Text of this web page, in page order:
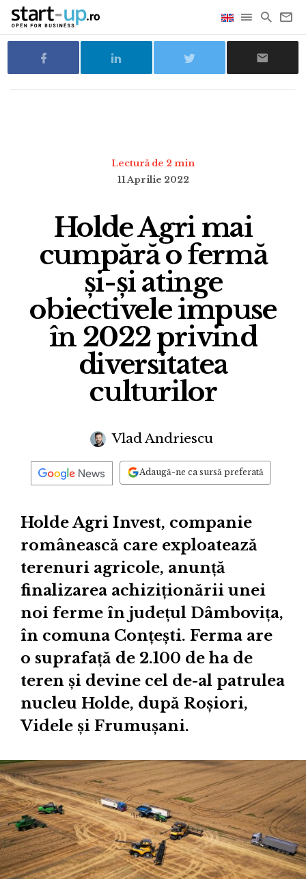
Lectură de 2 min
11 Aprilie 2022
Holde Agri mai
cumpără o fermă
și-și atinge
obiectivele impuse
în 2022 privind
diversitatea
culturilor
Vlad Andriescu
Adaugă-ne ca sursă preferată
Holde Agri Invest, companie
românească care exploatează
terenuri agricole, anunță
finalizarea achiziționării unei
noi ferme în județul Dâmbovița,
în comuna Conțești. Ferma are
o suprafață de 2.100 de ha de
teren și devine cel de-al patrulea
nucleu Holde, după Roșiori,
Videle și Frumușani.